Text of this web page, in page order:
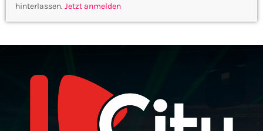
hinterlassen. Jetzt anmelden